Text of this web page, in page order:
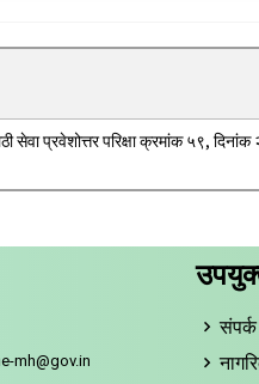
सेवा प्रवेशोत्तर परिक्षा क्रमांक ५९,
mh@gov.in
संपर्क